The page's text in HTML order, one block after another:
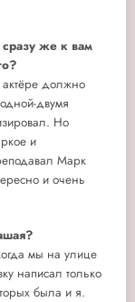
же к вам
актёре должно
двумя
Но
и
Марк
и очень
мы на улице
написал только
была и я.